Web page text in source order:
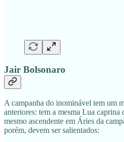
Jair Bolsonaro
A campanha do inominável tem um
anteriores: tem a mesma Lua caprina
mesmo ascendente em Áries da
porém, devem ser salientados: